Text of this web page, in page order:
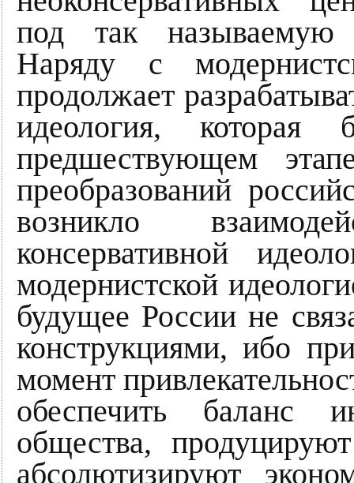
под так называемую
Наряду с
продолжает
идеология,
предшествующем
преобразований
возникло
консервативной
модернистской
будущее России не
конструкциями, ибо
момент
обеспечить баланс
общества,
абсолютизируют